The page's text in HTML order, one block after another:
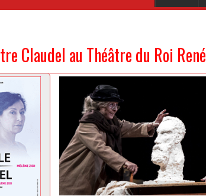
Claudel au Théâtre du Roi René